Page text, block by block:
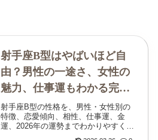
射手座B型はやばいほど自
由？男性の一途さ、女性の
魅力、仕事運もわかる完全
ガイド
射手座B型の性格を、男性・女性別の
特徴、恋愛傾向、相性、仕事運、金
運、2026年の運勢までわかりやすく解